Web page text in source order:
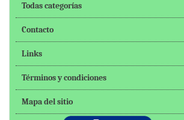
Todas categorías
Contacto
Links
Términos y condiciones
Mapa del sitio